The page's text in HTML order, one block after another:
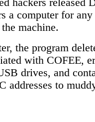
a computer for any
machine.
the program
with COFEE,
drives, and
addresses to